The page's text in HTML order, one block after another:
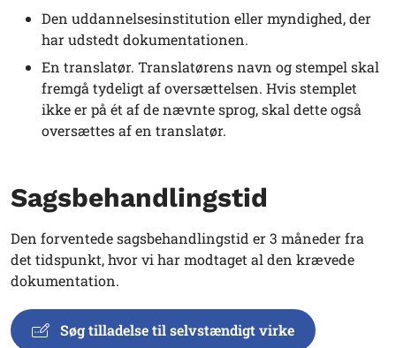
Den uddannelsesinstitution eller myndighed, der
har udstedt dokumentationen.
En translatør. Translatørens navn og stempel skal
fremgå tydeligt af oversættelsen. Hvis stemplet
ikke er på ét af de nævnte sprog, skal dette også
oversættes af en translatør.
Sagsbehandlingstid
Den forventede sagsbehandlingstid er 3 måneder fra
det tidspunkt, hvor vi har modtaget al den krævede
dokumentation.
Søg tilladelse til selvstændigt virke